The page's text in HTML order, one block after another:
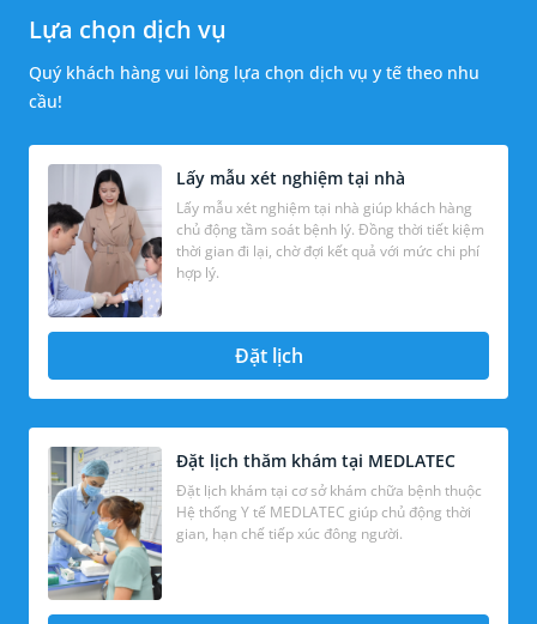
Lựa chọn dịch vụ
Quý khách hàng vui lòng lựa chọn dịch vụ y tế theo nhu
cầu!
Lấy mẫu xét nghiệm tại nhà
Lấy mẫu xét nghiệm tại nhà giúp khách hàng
chủ động tầm soát bệnh lý. Đồng thời tiết kiệm
thời gian đi lại, chờ đợi kết quả với mức chi phí
hợp lý.
Đặt lịch
Đặt lịch thăm khám tại MEDLATEC
Đặt lịch khám tại cơ sở khám chữa bệnh thuộc
Hệ thống Y tế MEDLATEC giúp chủ động thời
gian, hạn chế tiếp xúc đông người.